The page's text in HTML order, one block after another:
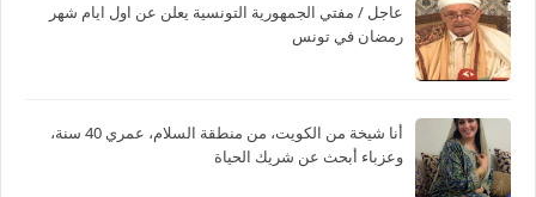
عاجل / مفتي الجمهورية التونسية يعلن عن اول ايام شهر
رمضان في تونس
أنا شيخة من الكويت، من منطقة السلام، عمري 40 سنة،
وعزباء أبحث عن شريك الحياة